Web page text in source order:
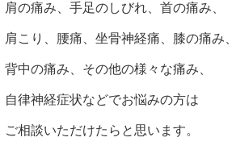
肩の痛み、手足のしびれ、首の痛み、
肩こり、腰痛、坐骨神経痛、膝の痛み、
背中の痛み、その他の様々な痛み、
自律神経症状などでお悩みの方は
ご相談いただけたらと思います。